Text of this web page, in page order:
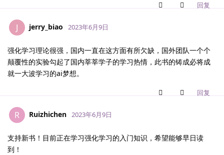
回复
J jerry_biao 2023年6月9日
强化学习理论很强，国内一直在这方面有所欠缺，国外团队一个个
颠覆性的实验勾起了国内莘莘学子的学习热情，此书的铸成必将成
就一大波学习的ai梦想。
回复
R Ruizhichen 2023年6月9日
支持新书！目前正在学习强化学习的入门知识，希望能够早日读
到！